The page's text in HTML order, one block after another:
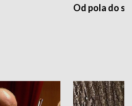
Od pola do